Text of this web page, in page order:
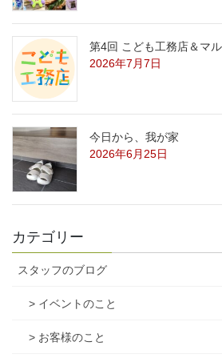
第4回 こども工務店＆マ
2026年7月7日
今日から、我が家
2026年6月25日
カテゴリー
スタッフのブログ
> イベントのこと
> お客様のこと